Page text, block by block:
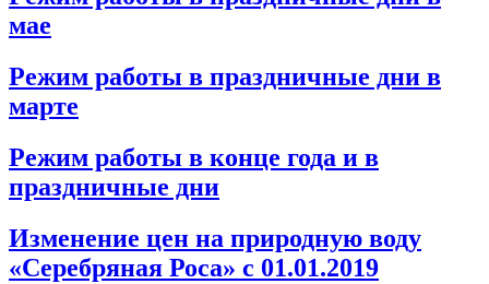
мае
Режим работы в праздничные дни в
марте
Режим работы в конце года и в
праздничные дни
Изменение цен на природную воду
«Серебряная Роса» с 01.01.2019